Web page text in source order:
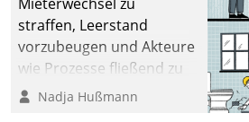
straffen, Leerstand
vorzubeugen und Akteure
wie Prozesse fließend zu
vernetzen, nutzt die
Nadja Hußmann